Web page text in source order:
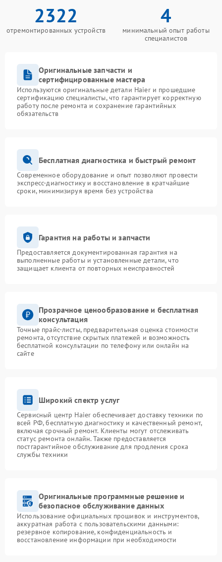
2322
отремонтированных устройств
4
минимальный опыт работы
специалистов
Оригинальные запчасти и
сертифицированные мастера
Используются оригинальные детали Haier и прошедшие
сертификацию специалисты, что гарантирует корректную
работу после ремонта и сохранение гарантийных
обязательств
Бесплатная диагностика и быстрый ремонт
Современное оборудование и опыт позволяют провести
экспресс-диагностику и восстановление в кратчайшие
сроки, минимизируя время без устройства
Гарантия на работы и запчасти
Предоставляется документированная гарантия на
выполненные работы и установленные детали, что
защищает клиента от повторных неисправностей
Прозрачное ценообразование и бесплатная
консультация
Точные прайс-листы, предварительная оценка стоимости
ремонта, отсутствие скрытых платежей и возможность
бесплатной консультации по телефону или онлайн на
сайте
Широкий спектр услуг
Сервисный центр Haier обеспечивает доставку техники по
всей РФ, бесплатную диагностику и качественный ремонт,
включая срочный ремонт. Клиенты могут отслеживать
статус ремонта онлайн. Также предоставляется
постгарантийное обслуживание для продления срока
службы техники
Оригинальные программные решение и
безопасное обслуживание данных
Использование официальных прошивок и инструментов,
аккуратная работа с пользовательскими данными:
резервное копирование, конфиденциальность и
восстановление информации при необходимости